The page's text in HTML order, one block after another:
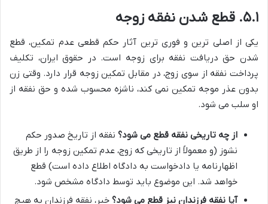
۵.۱. قطع شدن نفقه زوجه
یکی از اصلی ترین و فوری ترین آثار حکم قطعی عدم تمکین، قطع
شدن حق دریافت نفقه برای زوجه است. در حقوق ایران، تکلیف
پرداخت نفقه از سوی زوج، در مقابل تمکین زوجه قرار دارد. وقتی زن
بدون عذر موجه تمکین نمی کند، ناشزه محسوب شده و حق نفقه از
او سلب می شود.
از چه تاریخی نفقه قطع می شود؟ نفقه از تاریخ صدور حکم
نشوز (و معمولاً از تاریخی که زوج، عدم تمکین زوجه را از طریق
اظهارنامه یا دادخواست به دادگاه اطلاع داده است) قطع
خواهد شد. این موضوع باید توسط دادگاه مشخص شود.
آیا نفقه فرزندان نیز قطع می شود؟ خیر، نفقه فرزندان به هیچ